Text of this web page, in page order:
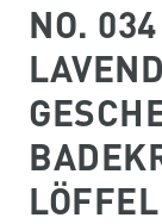
NO.
LÖFFEL